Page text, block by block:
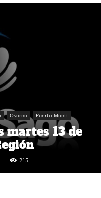
Osorno Puerto Montt
martes 13 de
215